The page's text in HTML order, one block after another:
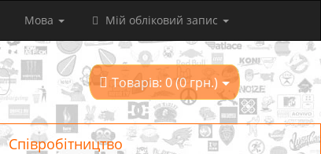
Мова Мій обліковий запис
Товарів: 0 (0 грн.)
Співробітництво